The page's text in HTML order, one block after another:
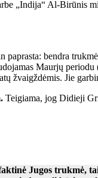
„Indija“ Al-Birūnis
bendra
Maurjų
žvaigždėmis. Jie
Teigiama, jog Didieji
Jugos trukmė,